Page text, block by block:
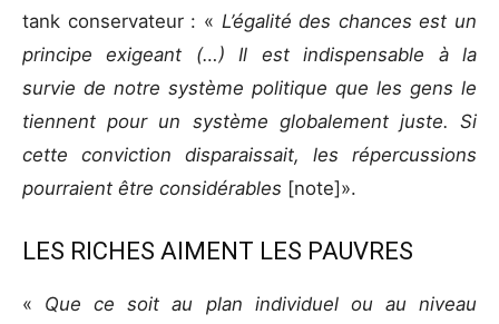
tank conservateur : « L’égalité des chances est un
principe exigeant (…) Il est indispensable à la
survie de notre système politique que les gens le
tiennent pour un système globalement juste. Si
cette conviction disparaissait, les répercussions
pourraient être considérables [note]».
LES RICHES AIMENT LES PAUVRES
« Que ce soit au plan individuel ou au niveau